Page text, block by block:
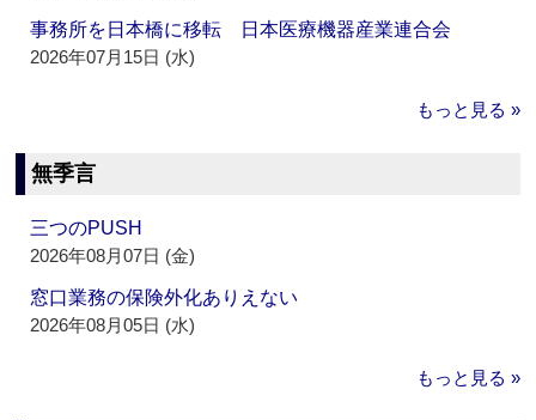
事務所を日本橋に移転 日本医療機器産業連合会
2026年07月15日 (水)
もっと見る »
無季言
三つのPUSH
2026年08月07日 (金)
窓口業務の保険外化ありえない
2026年08月05日 (水)
もっと見る »